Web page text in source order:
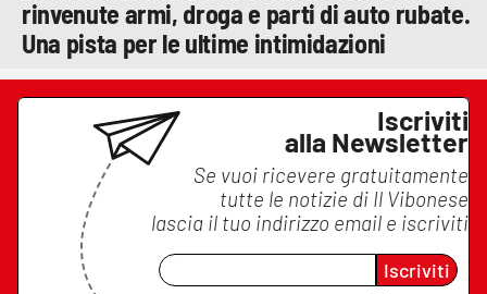
rinvenute armi, droga e parti di auto rubate.
Una pista per le ultime intimidazioni
Iscriviti
alla Newsletter
Se vuoi ricevere gratuitamente
tutte le notizie di Il Vibonese
lascia il tuo indirizzo email e iscriviti
Iscriviti